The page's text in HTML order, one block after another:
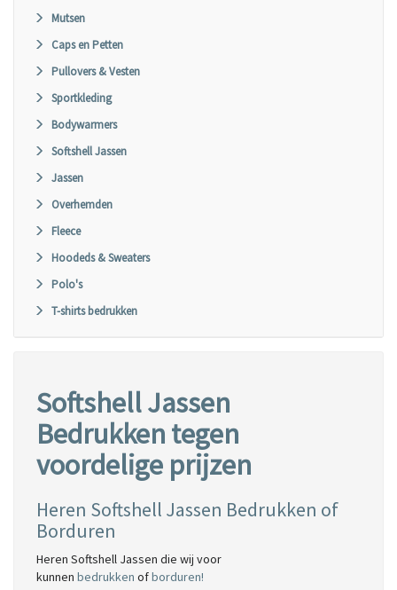
Mutsen
Caps en Petten
Pullovers & Vesten
Sportkleding
Bodywarmers
Softshell Jassen
Jassen
Overhemden
Fleece
Hoodeds & Sweaters
Polo's
T-shirts bedrukken
Softshell Jassen
Bedrukken tegen
voordelige prijzen
Heren Softshell Jassen Bedrukken of
Borduren
Heren Softshell Jassen die wij voor
kunnen bedrukken ofborduren!